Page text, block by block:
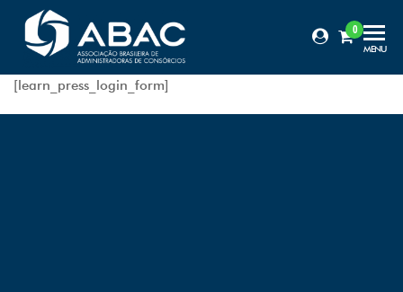
Certificação
ABAC
0
MENU
[learn_press_login_form]